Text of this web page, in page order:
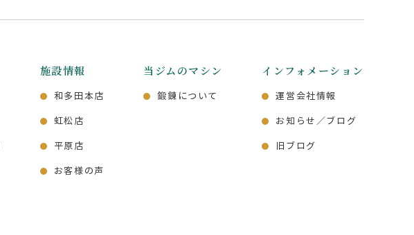
施設情報
和多田本店
虹松店
平原店
お客様の声
当ジムのマシン
鍛錬について
インフォメーション
運営会社情報
お知らせ／ブログ
旧ブログ